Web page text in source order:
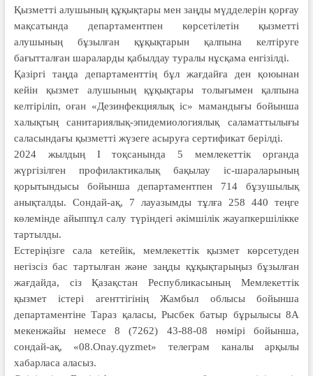
Қызметті алушының құқықтары мен заңды мүдделерін қорғау
мақсатында департаментпен көрсетілетін қызметті
алушының бұзылған құқықтарын қалпына келтіруге
бағытталған шараларды қабылдау туралы нұсқама енгізілді.
Қазіргі таңда департаменттің бұл жағдайға ден қоюынан
кейін қызмет алушының құқықтары толығымен қалпына
келтіріліп, оған «Дезинфекциялық іс» мамандығы бойынша
халықтың санитариялық-эпидемиологиялық саламаттылығы
саласындағы қызметті жүзеге асыруға сертификат берілді.
2024 жылдың І тоқсанында 5 мемлекеттік органда
жүргізілген профилактикалық бақылау іс-шараларының
қорытындысы бойынша департаментпен 714 бұзушылық
анықталды. Сондай-ақ, 7 лауазымды тұлға 258 440 теңге
көлемінде айыппұл салу түріндегі әкімшілік жауапкершілікке
тартылды.
Естеріңізге сала кетейік, мемлекеттік қызмет көрсетуден
негізсіз бас тартылған және заңды құқықтарыңыз бұзылған
жағдайда, сіз Қазақстан Республикасының Мемлекеттік
қызмет істері агенттігінің Жамбыл облысы бойынша
департаментіне Тараз қаласы, Рысбек батыр бұрылысы 8А
мекенжайы немесе 8 (7262) 43-88-08 нөмірі бойынша,
сондай-ақ, «08.Onay.qyzmet» телеграм каналы арқылы
хабарласа аласыз.